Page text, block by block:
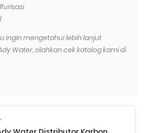
ingin mengetahui lebih lanjut
Water, silahkan cek katalog kami di